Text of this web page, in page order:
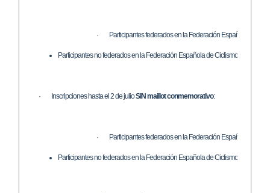
· Participantes federados en la Federación Española de
Participantes no federados en la Federación Española de Ciclismo: 46,00 €
· Inscripciones hasta el 2 de julioSIN maillot conmemorativo:
· Participantes federados en la Federación Española de
Participantes no federados en la Federación Española de Ciclismo: 40,00 €